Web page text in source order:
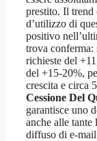
prestito. Il trend
d’utilizzo di
positivo
trova conferma:
richieste del
del +15-20%,
crescita e circa
Cessione Del
garantisce uno
anche alle
diffuso di e-